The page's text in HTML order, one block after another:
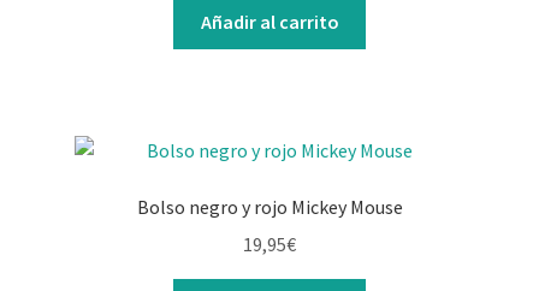
Añadir al carrito
Bolso negro y rojo Mickey Mouse
19,95€